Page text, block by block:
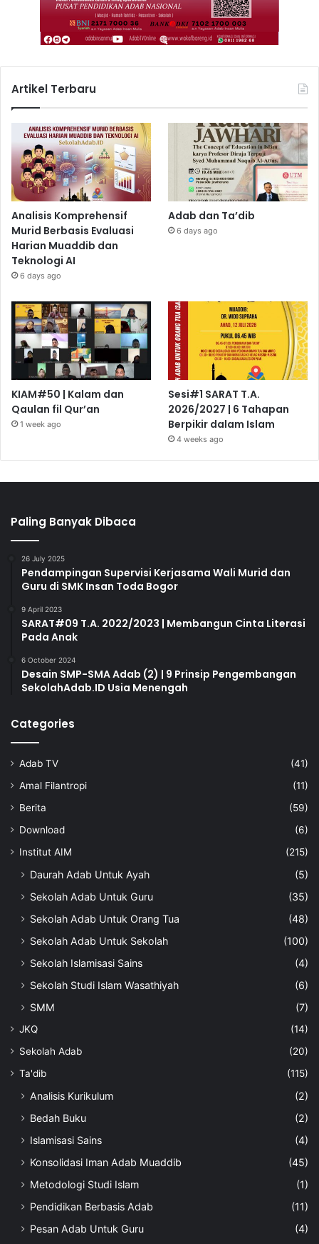
Artikel Terbaru
Analisis Komprehensif
Murid Berbasis Evaluasi
Harian Muaddib dan
Teknologi AI
6 days ago
Adab dan Ta’dib
6 days ago
KIAM#50 | Kalam dan
Qaulan fil Qur’an
1 week ago
Sesi#1 SARAT T.A.
2026/2027 | 6 Tahapan
Berpikir dalam Islam
4 weeks ago
Paling Banyak Dibaca
26 July 2025
Pendampingan Supervisi Kerjasama Wali Murid dan
Guru di SMK Insan Toda Bogor
9 April 2023
SARAT#09 T.A. 2022/2023 | Membangun Cinta Literasi
Pada Anak
6 October 2024
Desain SMP-SMA Adab (2) | 9 Prinsip Pengembangan
SekolahAdab.ID Usia Menengah
Categories
Adab TV
(41)
Amal Filantropi
(11)
Berita
(59)
Download
(6)
Institut AIM
(215)
Daurah Adab Untuk Ayah
(5)
Sekolah Adab Untuk Guru
(35)
Sekolah Adab Untuk Orang Tua
(48)
Sekolah Adab Untuk Sekolah
(100)
Sekolah Islamisasi Sains
(4)
Sekolah Studi Islam Wasathiyah
(6)
SMM
(7)
JKQ
(14)
Sekolah Adab
(20)
Ta'dib
(115)
Analisis Kurikulum
(2)
Bedah Buku
(2)
Islamisasi Sains
(4)
Konsolidasi Iman Adab Muaddib
(45)
Metodologi Studi Islam
(1)
Pendidikan Berbasis Adab
(11)
Pesan Adab Untuk Guru
(4)